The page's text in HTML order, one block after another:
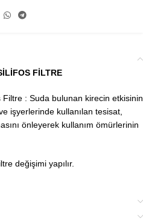
FİLTRE
Filtre : Suda bulunan kirecin etkisinin
işyerlerinde kullanılan tesisat,
önleyerek kullanım ömürlerinin
değişimi yapılır.